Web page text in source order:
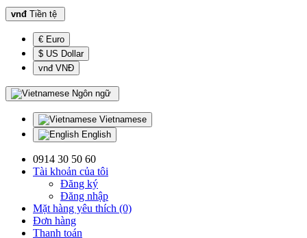
vnđ Tiền tệ
€ Euro
$ US Dollar
vnđ VNĐ
Ngôn ngữ
Vietnamese
English
0914 30 50 60
Tài khoản của tôi
Đăng ký
Đăng nhập
Mặt hàng yêu thích (0)
Đơn hàng
Thanh toán